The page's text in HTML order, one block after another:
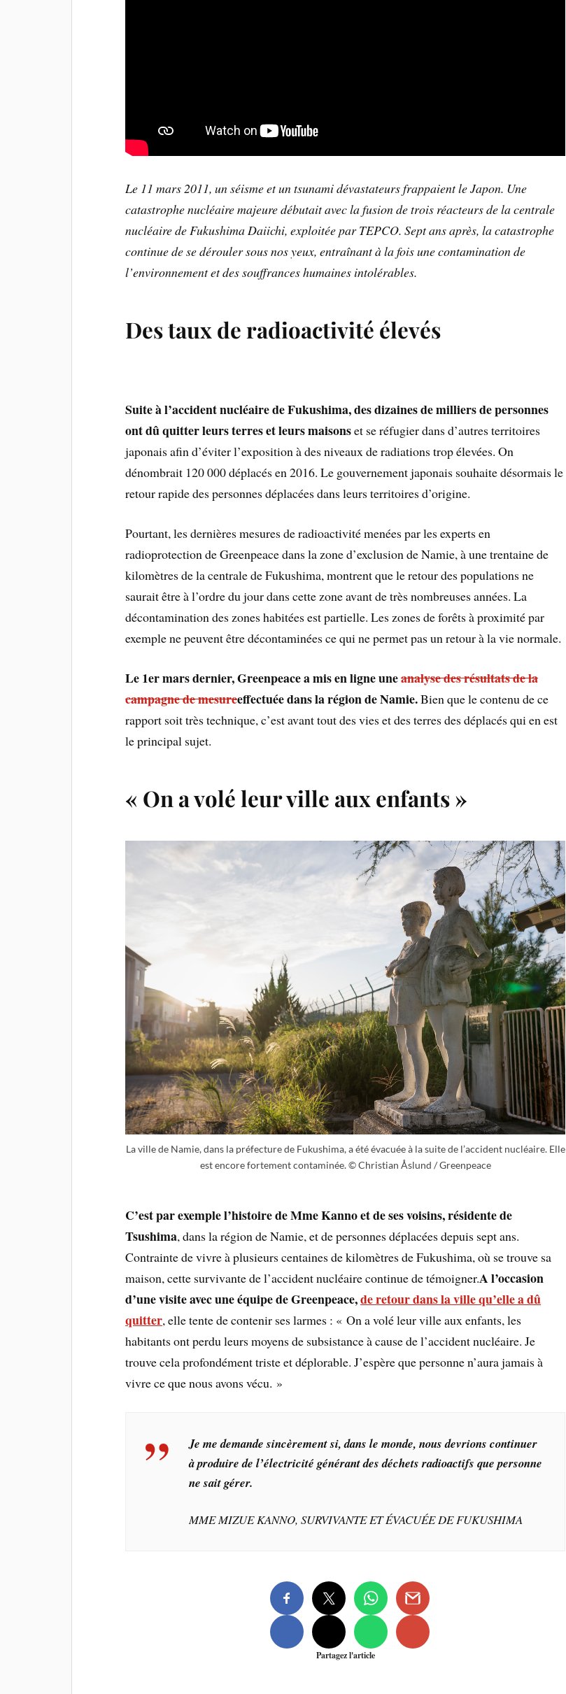
Le 11 mars 2011, un séisme et un tsunami dévastateurs frappaient le Japon. Une
catastrophe nucléaire majeure débutait avec la fusion de trois réacteurs de la centrale
nucléaire de Fukushima Daiichi, exploitée par TEPCO. Sept ans après, la catastrophe
continue de se dérouler sous nos yeux, entraînant à la fois une contamination de
l’environnement et des souffrances humaines intolérables.
Des taux de radioactivité élevés
Suite à l’accident nucléaire de Fukushima, des dizaines de milliers de personnes
ont dû quitter leurs terres et leurs maisonset se réfugier dans d’autres territoires
japonais afin d’éviter l’exposition à des niveaux de radiations trop élevées. On
dénombrait 120 000 déplacés en 2016. Le gouvernement japonais souhaite désormais le
retour rapide des personnes déplacées dans leurs territoires d’origine.
Pourtant, les dernières mesures de radioactivité menées par les experts en
radioprotection de Greenpeace dans la zone d’exclusion de Namie, à une trentaine de
kilomètres de la centrale de Fukushima, montrent que le retour des populations ne
saurait être à l’ordre du jour dans cette zone avant de très nombreuses années. La
décontamination des zones habitées est partielle. Les zones de forêts à proximité par
exemple ne peuvent être décontaminées ce qui ne permet pas un retour à la vie normale.
Le 1er mars dernier, Greenpeace a mis en ligne uneanalyse des résultats de la
campagne de mesureeffectuée dans la région de Namie.Bien que le contenu de ce
rapport soit très technique, c’est avant tout des vies et des terres des déplacés qui en est
le principal sujet.
« On a volé leur ville aux enfants »
La ville de Namie, dans la préfecture de Fukushima, a été évacuée à la suite de l’accident nucléaire. Elle
est encore fortement contaminée. © Christian Åslund / Greenpeace
C’est par exemple l’histoire de Mme Kanno et de ses voisins, résidente de
Tsushima, dans la région de Namie, et de personnes déplacées depuis sept ans.
Contrainte de vivre à plusieurs centaines de kilomètres de Fukushima, où se trouve sa
maison, cette survivante de l’accident nucléaire continue de témoigner.A l’occasion
d’une visite avec une équipe de Greenpeace,de retour dans la ville qu’elle a dû
quitter, elle tente de contenir ses larmes : « On a volé leur ville aux enfants, les
habitants ont perdu leurs moyens de subsistance à cause de l’accident nucléaire. Je
trouve cela profondément triste et déplorable. J’espère que personne n’aura jamais à
vivre ce que nous avons vécu. »
Je me demande sincèrement si, dans le monde, nous devrions continuer
à produire de l’électricité générant des déchets radioactifs que personne
ne sait gérer.
MME MIZUE KANNO, SURVIVANTE ET ÉVACUÉE DE FUKUSHIMA
Partagez l'article